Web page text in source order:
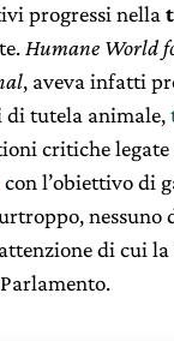
progressi nella
Humane World
, aveva infatti
di tutela animale,
critiche legate
con l’obiettivo di
nessuno
di cui